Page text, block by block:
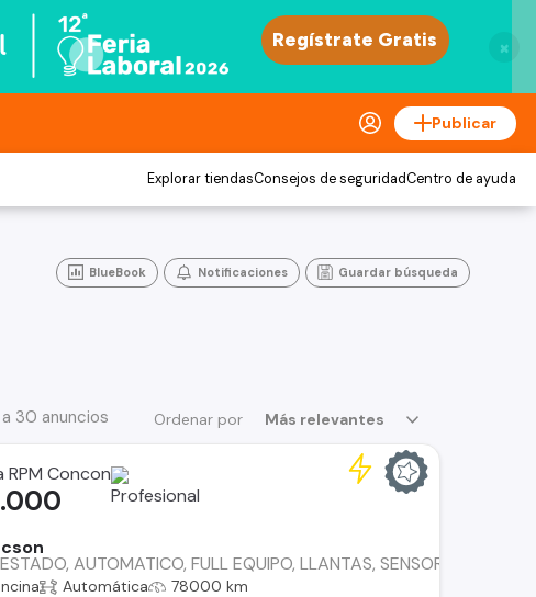
×
Publicar
Explorar tiendasConsejos de seguridadCentro de ayuda
BlueBook Notificaciones Guardar búsqueda
Ordenar por Más relevantes
30 anuncios
Concon
AUTOMATICO, FULL EQUIPO, LLANTAS, SENSOR DE
Automática 78000 km